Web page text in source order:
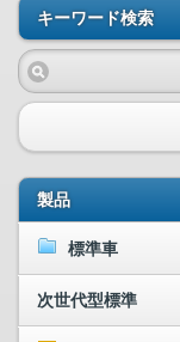
キーワード検索
製品
標準車
次世代型標準